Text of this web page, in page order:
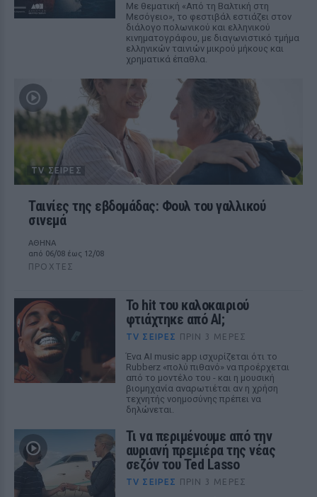
Με θεματική «Από τη Βαλτική στη
Μεσόγειο», το φεστιβάλ εστιάζει στον
διάλογο πολωνικού και ελληνικού
κινηματογράφου, με διαγωνιστικό τμήμα
ελληνικών ταινιών μικρού μήκους και
χρηματικά έπαθλα.
TV ΣΕΙΡΈΣ
Ταινίες της εβδομάδας: Φουλ του γαλλικού
σινεμά
ΑΘΗΝΑ
από 06/08 έως 12/08
ΠΡΟΧΤΈΣ
Το hit του καλοκαιριού
φτιάχτηκε από AI;
TV ΣΕΙΡΈΣ ΠΡΙΝ 3 ΜΈΡΕΣ
Ένα AI music app ισχυρίζεται ότι το
Rubberz «πολύ πιθανό» να προέρχεται
από το μοντέλο του - και η μουσική
βιομηχανία αναρωτιέται αν η χρήση
τεχνητής νοημοσύνης πρέπει να
δηλώνεται.
Τι να περιμένουμε από την
αυριανή πρεμιέρα της νέας
σεζόν του Ted Lasso
TV ΣΕΙΡΈΣ ΠΡΙΝ 3 ΜΈΡΕΣ